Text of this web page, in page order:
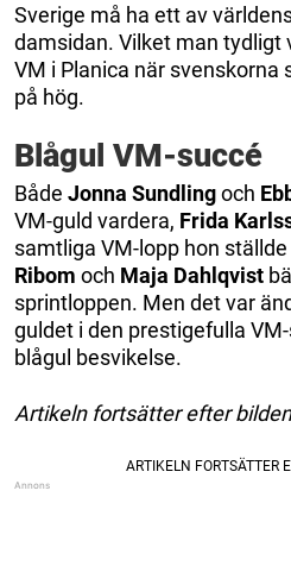
Sverige må ha ett av
damsidan. Vilket man tydligt
VM i Planica när svenskorna
på hög.
Blågul VM-succé
Både Jonna Sundlingoch
VM-guld vardera, Frida
samtliga VM-lopp hon
Ribom och Maja Dahlqvist
sprintloppen. Men det var
guldet i den prestigefulla
blågul besvikelse.
Artikeln fortsätter efter